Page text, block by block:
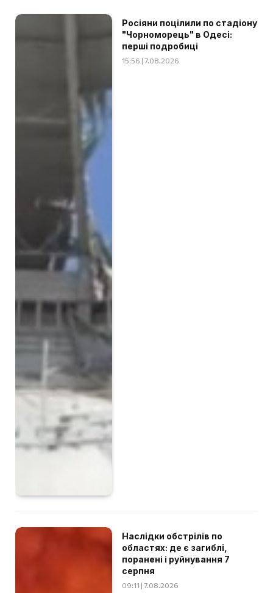
Росіяни поцілили по стадіону
"Чорноморець" в Одесі:
перші подробиці
15:56 | 7.08.2026
Наслідки обстрілів по
областях: де є загиблі,
поранені і руйнування 7
серпня
09:11 | 7.08.2026